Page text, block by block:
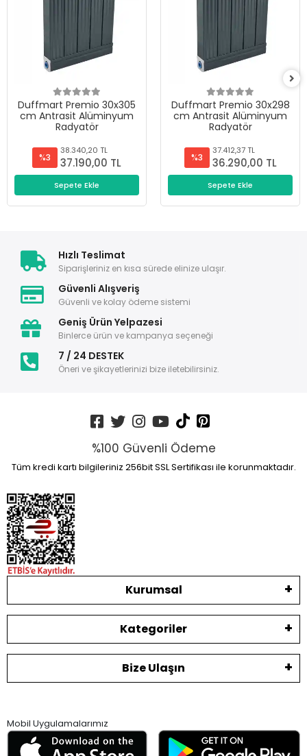
Duffmart Premio 30x305
cm Antrasit Alüminyum
Radyatör
%3
38.340,20 TL
37.190,00 TL
Sepete Ekle
Duffmart Premio 30x298
cm Antrasit Alüminyum
Radyatör
%3
37.412,37 TL
36.290,00 TL
Sepete Ekle
Hızlı Teslimat
Siparişleriniz en kısa sürede elinize ulaşır.
Güvenli Alışveriş
Güvenli ve kolay ödeme sistemi
Geniş Ürün Yelpazesi
Binlerce ürün ve kampanya seçeneği
7 / 24 DESTEK
Öneri ve şikayetlerinizi bize iletebilirsiniz.
%100 Güvenli Ödeme
Tüm kredi kartı bilgileriniz 256bit SSL Sertifikası ile korunmaktadır.
Kurumsal
Kategoriler
Bize Ulaşın
Mobil Uygulamalarımız